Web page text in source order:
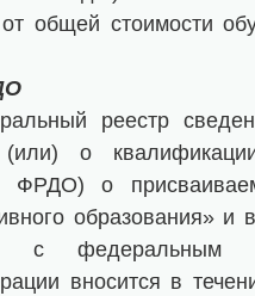
общей стоимости
реестр
о
ФРДО) о
образования»
с федеральным
вносится в